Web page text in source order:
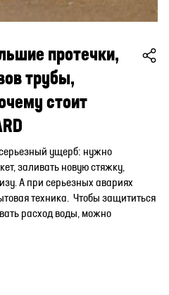
протечки,
трубы,
стоит
серьезный ущерб: нужно
заливать новую стяжку,
А при серьезных авариях
техника. Чтобы защититься
расход воды, можно